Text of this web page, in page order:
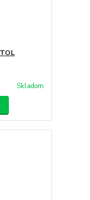
Skladom